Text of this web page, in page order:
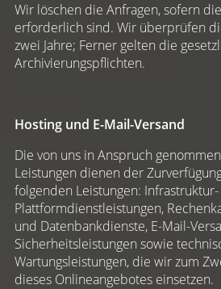
Wir löschen die Anfragen, sofern
erforderlich sind. Wir überprüfen
zwei Jahre; Ferner gelten die
Archivierungspflichten.
Hosting und E-Mail-Versand
Die von uns in Anspruch
Leistungen dienen der
folgenden Leistungen:
Plattformdienstleistungen,
und Datenbankdienste, E-Mail-
Sicherheitsleistungen sowie
Wartungsleistungen, die wir zum
dieses Onlineangebotes einsetzen.